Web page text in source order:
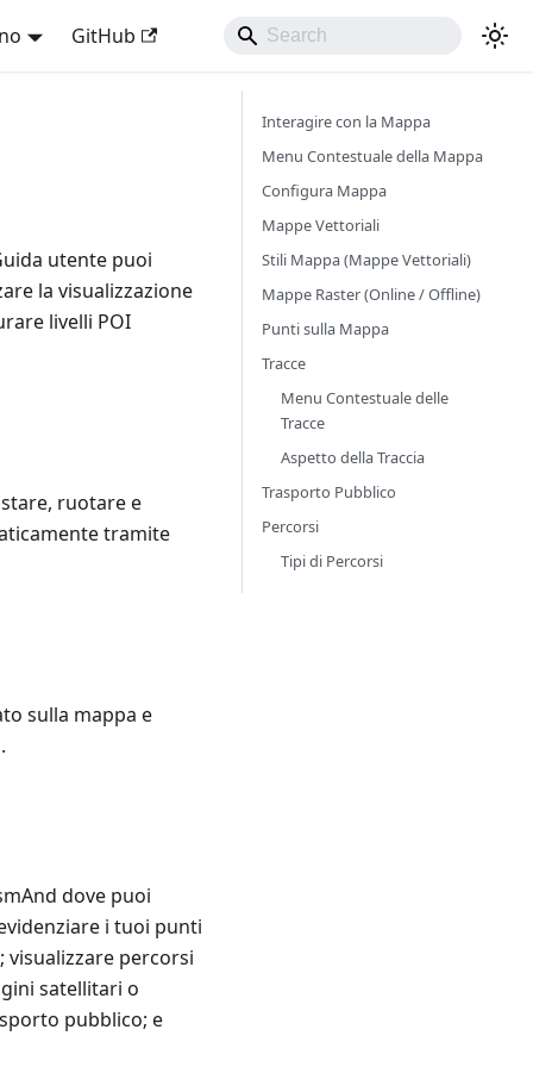
GitHub
utente puoi
la visualizzazione
livelli POI
ruotare e
tramite
sulla mappa e
dove puoi
i tuoi punti
percorsi
satellitari o
pubblico; e
Interagire con la Mappa
Menu Contestuale della Mappa
Configura Mappa
Mappe Vettoriali
Stili Mappa (Mappe Vettoriali)
Mappe Raster (Online / Offline)
Punti sulla Mappa
Tracce
Menu Contestuale delle
Tracce
Aspetto della Traccia
Trasporto Pubblico
Percorsi
Tipi di Percorsi